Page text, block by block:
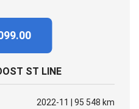
ST LINE
2022-11 | 95 548 km